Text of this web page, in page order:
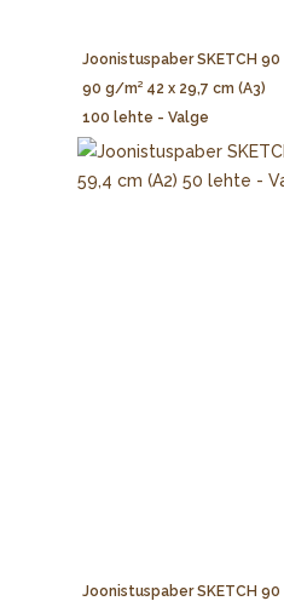
Joonistuspaber SKETCH 90
90 g/m² 42 x 29,7 cm (A3)
100 lehte - Valge
Joonistuspaber SKETCH 90